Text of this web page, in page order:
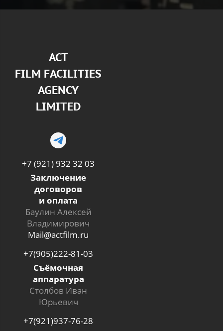
АСТ
FILM FACILITIES
AGENCY
LIMITED
+7 (921) 932 32 03
Заключение
договоров
и оплата
Баулин Алексей
Владимирович
Mail@actfilm.ru
+7(905)222-81-03
Съёмочная
аппаратура
Столбов Иван
Юрьевич
+7(921)937-76-28